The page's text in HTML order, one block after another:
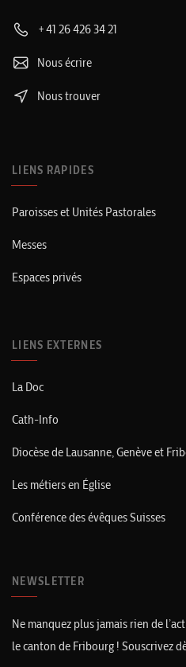
+41 26 426 34 21
Nous écrire
Nous trouver
LIENS RAPIDES
Paroisses et Unités Pastorales
Messes
Espaces privés
LIENS EXTERNES
La Doc
Cath-Info
Diocèse de Lausanne, Genève et
Les métiers en Église
Conférence des évêques Suisses
NEWSLETTER
Ne manquez plus jamais rien de
le canton de Fribourg ! Souscrivez